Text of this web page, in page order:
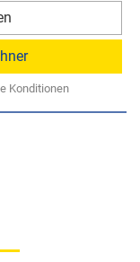
Konditionen